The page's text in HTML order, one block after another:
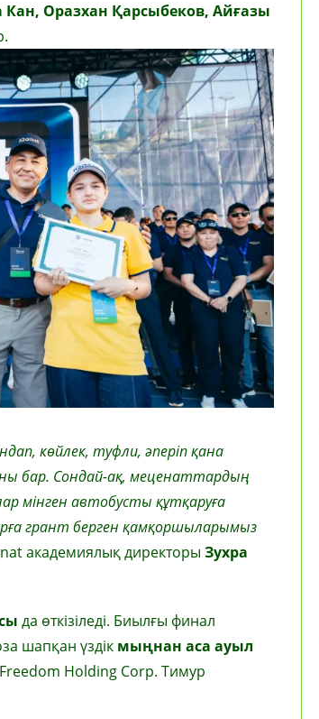
Оразхан Қарсыбеков, Айғазы
көйлек, туфли, әперіп қана
бар. Сондай-ақ, меценаттардың
мінген автобусты құтқаруға
грант берген қамқоршыларымыз
академиялық директоры Зухра
да өткізіледі. Биылғы финал
шапқан үздік мыңнан аса ауыл
Freedom Holding Corp. Тимур